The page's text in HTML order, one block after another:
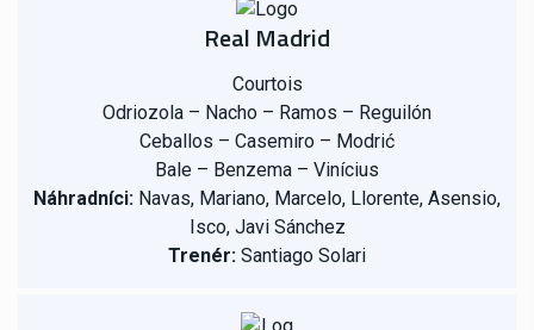
Real Madrid
Courtois
Odriozola – Nacho – Ramos – Reguilón
Ceballos – Casemiro – Modrić
Bale – Benzema – Vinícius
Náhradníci: Navas, Mariano, Marcelo, Llorente, Asensio,
Isco, Javi Sánchez
Trenér: Santiago Solari